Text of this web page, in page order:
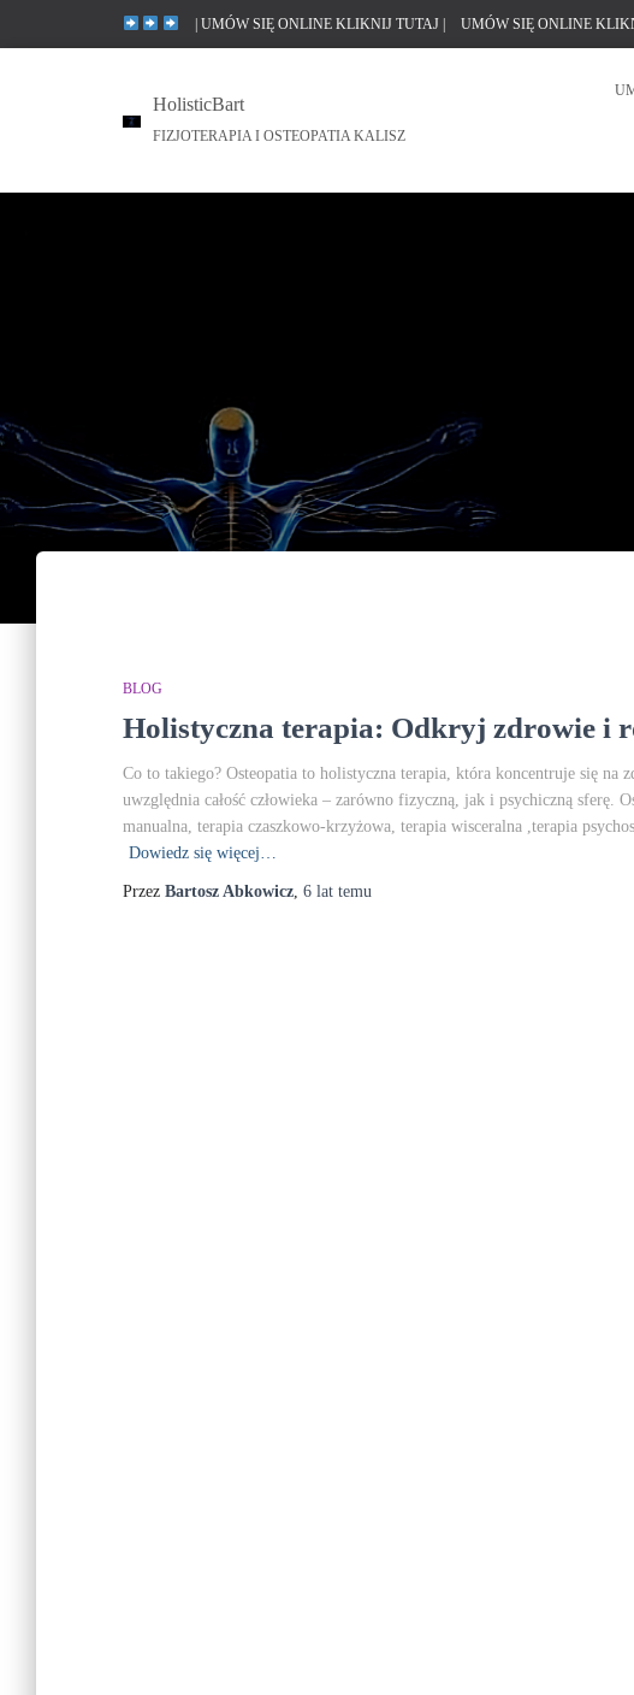
| UMÓW SIĘ ONLINE KLIKNIJ TUTAJ | UMÓW SIĘ ONLINE
HolisticBart
FIZJOTERAPIA I OSTEOPATIA KALISZ
BLOG
Holistyczna terapia: Odkryj zdrowie i
Co to takiego? Osteopatia to holistyczna terapia, która koncentruje się na
uwzględnia całość człowieka – zarówno fizyczną, jak i psychiczną sferę.
manualna, terapia czaszkowo-krzyżowa, terapia wisceralna ,terapia
Dowiedz się więcej…
Przez Bartosz Abkowicz, 6 lat temu